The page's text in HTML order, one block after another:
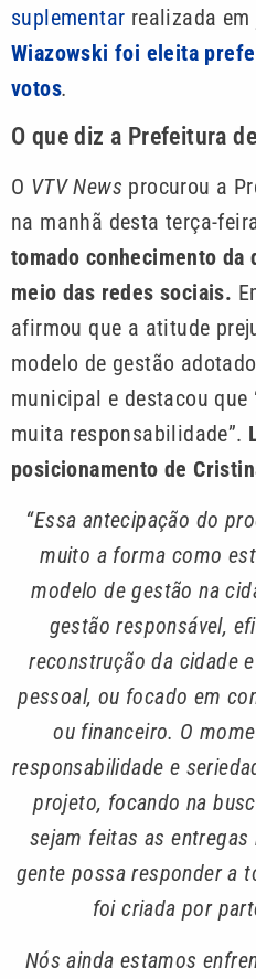
suplementar realizada
Wiazowski foi eleita
votos.
O que diz a Prefeitura
O VTV News procurou a
na manhã desta terça-
tomado conhecimento
meio das redes sociais.
afirmou que a atitude
modelo de gestão
municipal e destacou que
muita responsabilidade”.
posicionamento de
“Essa antecipação do
muito a forma como
modelo de gestão na
gestão responsável,
reconstrução da cidade
pessoal, ou focado em
ou financeiro. O
responsabilidade e
projeto, focando na
sejam feitas as entregas
gente possa responder a
foi criada por
Nós ainda estamos